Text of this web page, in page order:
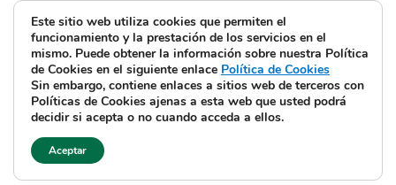
Este sitio web utiliza cookies que permiten el
funcionamiento y la prestación de los servicios en el
mismo. Puede obtener la información sobre nuestra Política
de Cookies en el siguiente enlace Política de Cookies
Sin embargo, contiene enlaces a sitios web de terceros con
Políticas de Cookies ajenas a esta web que usted podrá
decidir si acepta o no cuando acceda a ellos.
Aceptar